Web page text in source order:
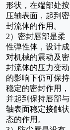
形状，在端部处按
压轴表面，起到密
封流体的作用。
2）密封唇部是柔
性弹性体，设计成
对机械的震动及密
封流体的压力变动
的影响下仍可保持
稳定的密封作用，
并起到保持唇部与
轴表面稳定接触状
态的作用。